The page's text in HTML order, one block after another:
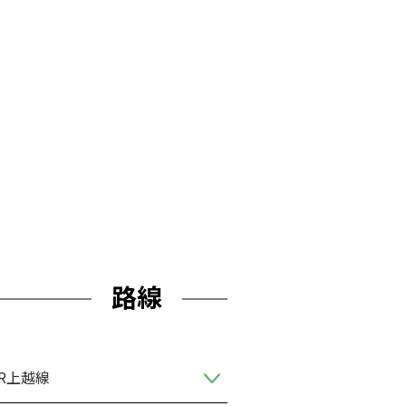
路線
上越線